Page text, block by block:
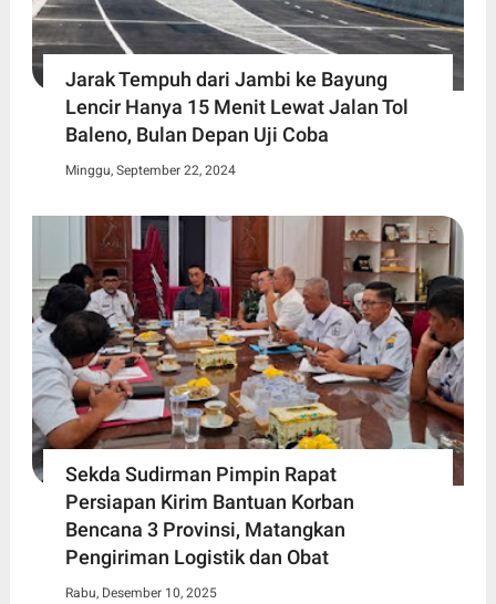
Jarak Tempuh dari Jambi ke Bayung
Lencir Hanya 15 Menit Lewat Jalan Tol
Baleno, Bulan Depan Uji Coba
Minggu, September 22, 2024
Sekda Sudirman Pimpin Rapat
Persiapan Kirim Bantuan Korban
Bencana 3 Provinsi, Matangkan
Pengiriman Logistik dan Obat
Rabu, Desember 10, 2025